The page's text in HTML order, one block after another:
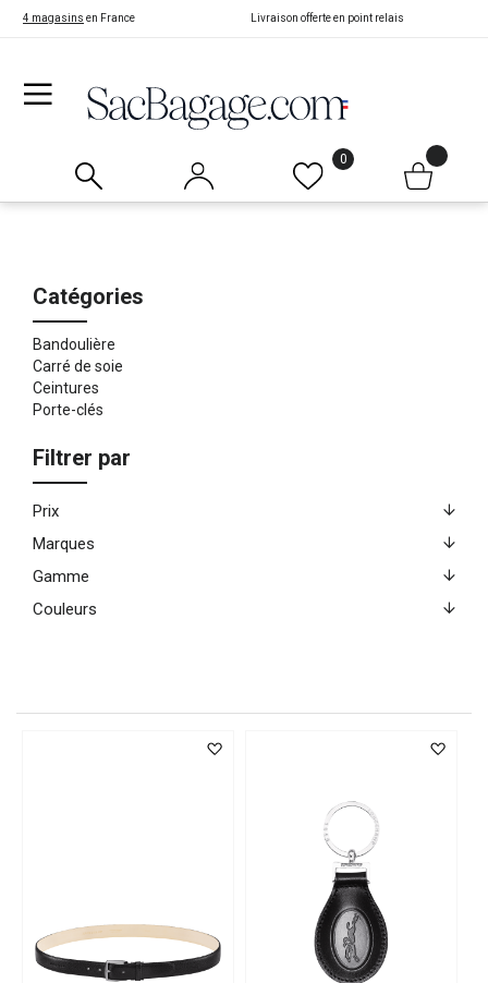
4 magasins en France Livraison offerte en point relais
0
Catégories
Bandoulière
Carré de soie
Ceintures
Porte-clés
Filtrer par
Prix
Marques
Gamme
Couleurs